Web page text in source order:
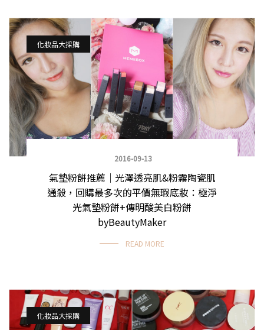
化妝品大採購
2016-09-13
氣墊粉餅推薦｜光澤透亮肌&粉霧陶瓷肌
通殺，回購最多次的平價無瑕底妝：極淨
光氣墊粉餅+傳明酸美白粉餅
byBeautyMaker
READ MORE
化妝品大採購